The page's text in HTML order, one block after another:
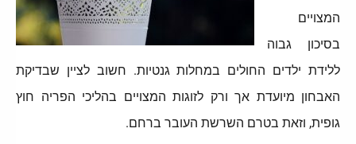
המצויים
בסיכון גבוה
ללידת ילדים החולים במחלות גנטיות. חשוב לציין שבדיקת
האבחון מיועדת אך ורק לזוגות המצויים בהליכי הפריה חוץ
גופית, וזאת בטרם השרשת העובר ברחם.